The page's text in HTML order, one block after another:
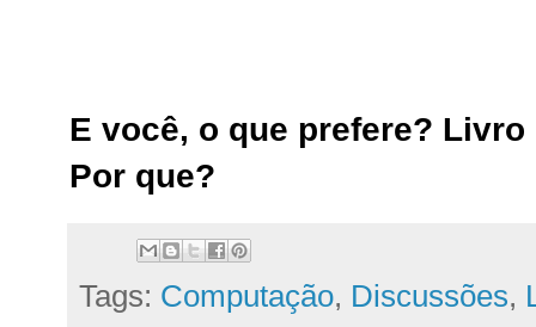
E você, o que prefere?
Por que?
Tags: Computação, Discussões,